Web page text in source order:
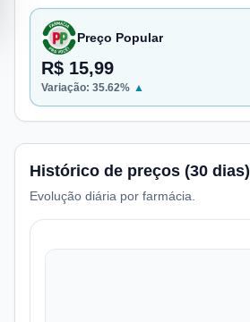
Preço Popular
R$ 15,99
Variação: 35.62% ▲
Histórico de preços (30 dias)
Evolução diária por farmácia.